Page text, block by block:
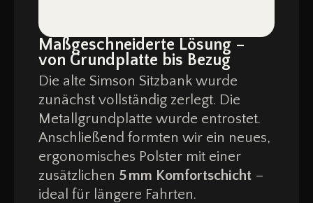
Maßgeschneiderte Lösung –
von Grundplatte bis Bezug
Die alte Simson Sitzbank wurde
zunächst vollständig zerlegt. Die
Metallgrundplatte wurde entrostet.
Anschließend formten wir ein neues,
ergonomisches Polster mit einer
zusätzlichen 5 mm Komfortschicht–
ideal für längere Fahrten.